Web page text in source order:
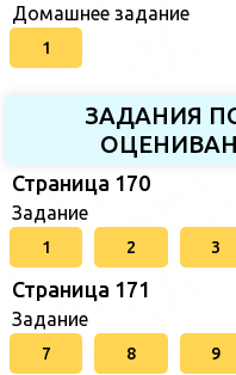
Домашнее задание
1
ЗАДАНИЯ
Страница 170
Задание
1 2 3
Страница 171
Задание
7 8 9